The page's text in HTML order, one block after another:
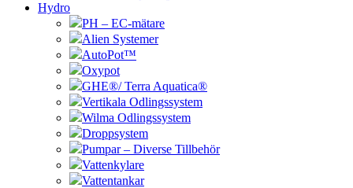
Hydro
PH – EC-mätare
Alien Systemer
AutoPot™
Oxypot
GHE®/ Terra Aquatica®
Vertikala Odlingssystem
Wilma Odlingssystem
Droppsystem
Pumpar – Diverse Tillbehör
Vattenkylare
Vattentankar